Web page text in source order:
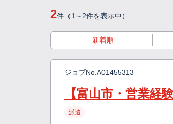
2件（1～2件を表示中）
新着順
ジョブNo. A01455313
【富山市・営業経
派遣